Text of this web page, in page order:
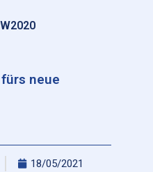
neue
18/05/2021